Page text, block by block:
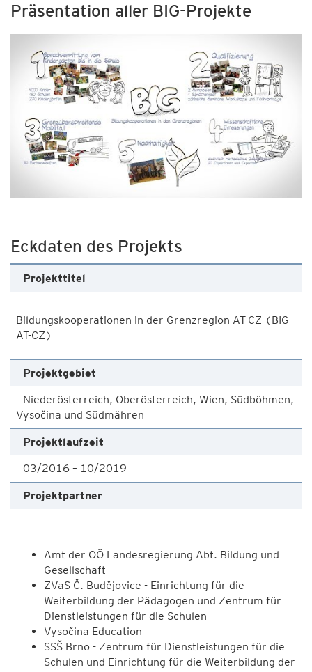
Präsentation aller BIG-Projekte
Eckdaten des Projekts
Projekttitel
Bildungskooperationen in der Grenzregion AT-CZ (BIG
AT-CZ)
Projektgebiet
Niederösterreich, Oberösterreich, Wien, Südböhmen,
Vysočina und Südmähren
Projektlaufzeit
03/2016 – 10/2019
Projektpartner
Amt der OÖ Landesregierung Abt. Bildung und
Gesellschaft
ZVaS Č. Budějovice - Einrichtung für die
Weiterbildung der Pädagogen und Zentrum für
Dienstleistungen für die Schulen
Vysočina Education
SSŠ Brno - Zentrum für Dienstleistungen für die
Schulen und Einrichtung für die Weiterbildung der